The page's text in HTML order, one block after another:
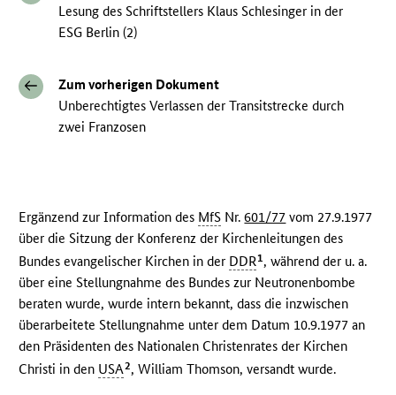
Lesung des Schriftstellers Klaus Schlesinger in der
ESG Berlin (2)
Zum vorherigen Dokument
Unberechtigtes Verlassen der Transitstrecke durch
zwei Franzosen
Ergänzend zur Information des MfS Nr.601/77 vom 27.9.1977
über die Sitzung der Konferenz der Kirchenleitungen des
Bundes evangelischer Kirchen in der DDR1, während der u. a.
über eine Stellungnahme des Bundes zur Neutronenbombe
beraten wurde, wurde intern bekannt, dass die inzwischen
überarbeitete Stellungnahme unter dem Datum 10.9.1977 an
den Präsidenten des Nationalen Christenrates der Kirchen
Christi in den USA2, William Thomson, versandt wurde.